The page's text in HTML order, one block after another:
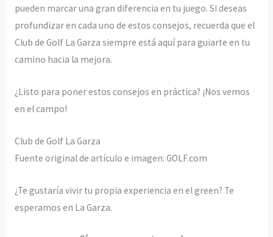
pueden marcar una gran diferencia en tu juego. Si deseas
profundizar en cada uno de estos consejos, recuerda que el
Club de Golf La Garza siempre está aquí para guiarte en tu
camino hacia la mejora.
¿Listo para poner estos consejos en práctica? ¡Nos vemos
en el campo!
Club de Golf La Garza
Fuente original de artículo e imagen: GOLF.com
¿Te gustaría vivir tu propia experiencia en el green? Te
esperamos en La Garza.